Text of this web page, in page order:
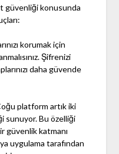
güvenliği konusunda
korumak için
Şifrenizi
daha güvende
platform artık iki
sunuyor. Bu özelliği
güvenlik katmanı
uygulama tarafından